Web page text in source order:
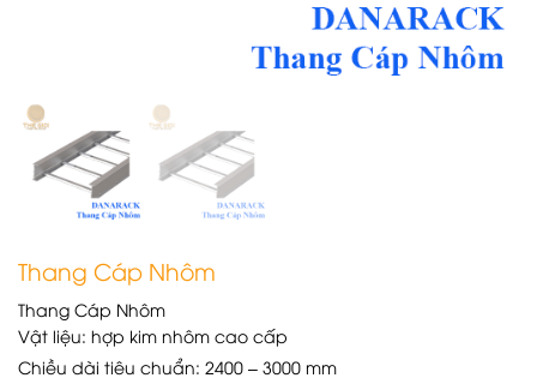
Thang Cáp Nhôm
Thang Cáp Nhôm
Vật liệu: hợp kim nhôm cao cấp
Chiều dài tiêu chuẩn: 2400 – 3000 mm